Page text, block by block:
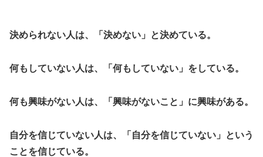
決められない人は、「決めない」と決めている。
何もしていない人は、「何もしていない」をしている。
何も興味がない人は、「興味がないこと」に興味がある。
自分を信じていない人は、「自分を信じていない」という
ことを信じている。